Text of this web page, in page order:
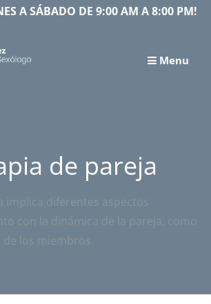
A SÁBADO DE 9:00 AM A 8:00 PM!
Menu
de pareja
implica diferentes aspectos
con la dinámica de la pareja, como
de los miembros.